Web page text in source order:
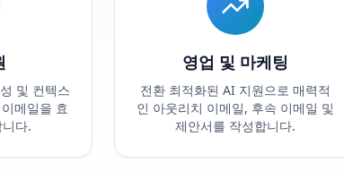
및 컨텍스
메일을 효
다.
영업 및 마케팅
전환 최적화된 AI 지원으로 매력적
인 아웃리치 이메일, 후속 이메일 및
제안서를 작성합니다.